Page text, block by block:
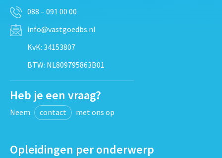
088 – 091 00 00
info@vastgoedbs.nl
KvK: 34153807
BTW: NL809795863B01
Heb je een vraag?
Neem contact met ons op
Opleidingen per onderwerp